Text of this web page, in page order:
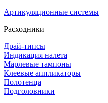
Артикуляционные системы
Расходники
Драй-типсы
Индикация налета
Марлевые тампоны
Клеевые аппликаторы
Полотенца
Подголовники